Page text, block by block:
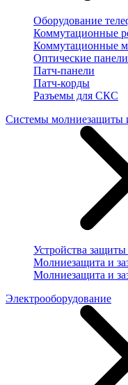
Оборудование
Коммутационные
Коммутационные
Оптические
Патч-панели
Патч-корды
Разъемы для СКС
Системы молниезащиты
Устройства
Молниезащита и
Молниезащита и
Электрооборудование